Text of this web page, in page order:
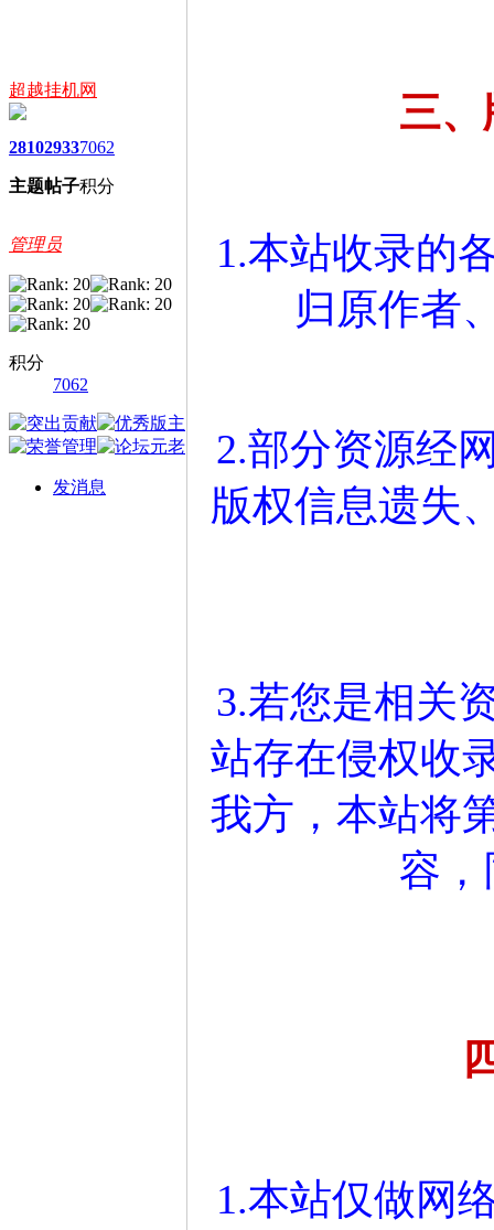
超越挂机网
2810
主题
2933
帖子
7062
积分
管理员
积分
7062
发消息
三
1.本站收录的
归原作者
2.部分资源经
版权信息遗失
3.若您是相关
站存在侵权收
我方，本站将
容
1.本站仅做网